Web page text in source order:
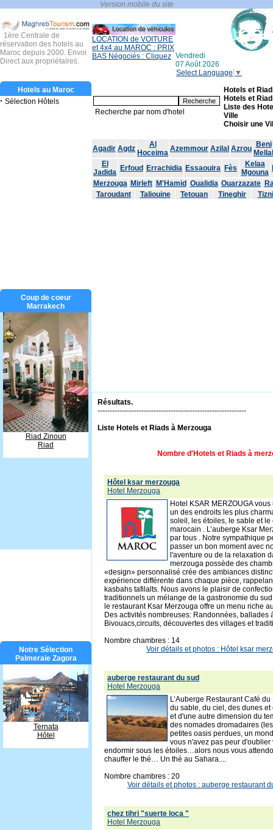
1ère Centrale de
réservation des hotels au
Maroc depuis 2000. Envoi
Direct aux propriétaires.
LOCATION de VOITURE
et 4x4 au MAROC : PRIX
BAS Négociés : Cliquez Vendredi
07 Août 2026
Select Language ▼
Hotels au Maroc
· Sélection Hôtels
Coup de coeur
Marrakech
Riad Zinoun
Riad
Notre Sélection
Palmeraie Zagora
Ternata
Hôtel
Recherche par nom d'hotel
Hotels et
Hotels et
Liste des
Ville
Choisir une
Agadir Agdz
Al
Hoceima Azemmour Azilal Azrou
Beni
Mellal
El
Jadida Erfoud Errachidia Essaouira Fès
Kelaa
Mgouna
Merzouga Mirleft M'Hamid Oualidia Ouarzazate
Taroudant
Taliouine Tetouan Tineghir
Résultats.
-------------------------------------------------------------
Liste Hotels et Riads à Merzouga
Nombre d'Hotels et Riads à
Hôtel ksar merzouga
Hotel Merzouga
Hotel KSAR MERZOUGA
un des endroits les plus
soleil, les étoiles, le sable et le
marocain . L’auberge Ksar
par tous . Notre sympathique
passer un bon moment avec
l'aventure ou de la relaxation
merzouga possède des
«design» personnalisé crée des ambiances
expérience différente dans chaque pièce,
kasbahs tafilalts. Nous avons le plaisir de
traditionnels un mélange de la gastronomie du
le restaurant Ksar Merzouga offre un menu riche
Des activités nombreuses: Randonnées, ballades
Bivouacs,circuits, découvertes des villages et
Nombre chambres : 14
Voir détails et photos : Hôtel ksar
auberge restaurant du sud
Hotel Merzouga
L’Auberge Restaurant Café
du sable, du ciel, des dunes
et d'une autre dimension du
des nomades dromadaires
petites oasis perdues, un
vous n'avez pas peur d'oublier
endormir sous les étoiles…alors nous vous
chauffer le thé… Un thé au Sahara....
Nombre chambres : 20
Voir détails et photos : auberge restaurant
chez tihri "suerte loca "
Hotel Merzouga